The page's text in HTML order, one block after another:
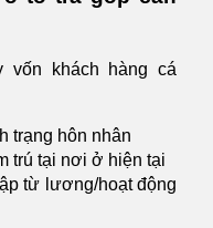
vốn khách hàng cá
trạng hôn nhân
trú tại nơi ở hiện tại
từ lương/hoạt động